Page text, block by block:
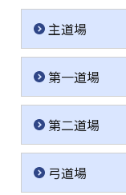
主道場
第一道場
第二道場
弓道場